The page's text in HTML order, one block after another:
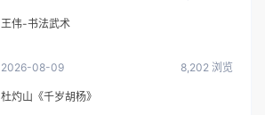
王伟-书法武术
2026-08-09 8,202 浏览
杜灼山《千岁胡杨》